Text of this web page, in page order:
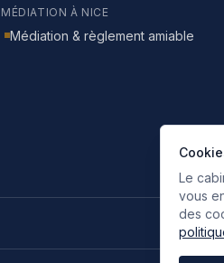
Le
vous
des
MÉDIATION À NICE
Médiation & règlement amiable